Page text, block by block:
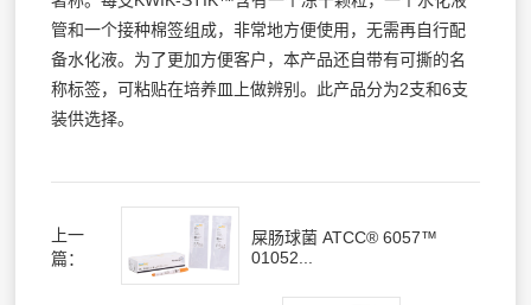
管和一个接种棉签组成，非常地方便使用，无需再自行配
备水化液。为了更加方便客户，本产品还自带有可撕的名
称标签，可粘贴在培养皿上做辨别。此产品分为2支和6支
装供选择。
上一
篇：
屎肠球菌 ATCC® 6057™
01052...